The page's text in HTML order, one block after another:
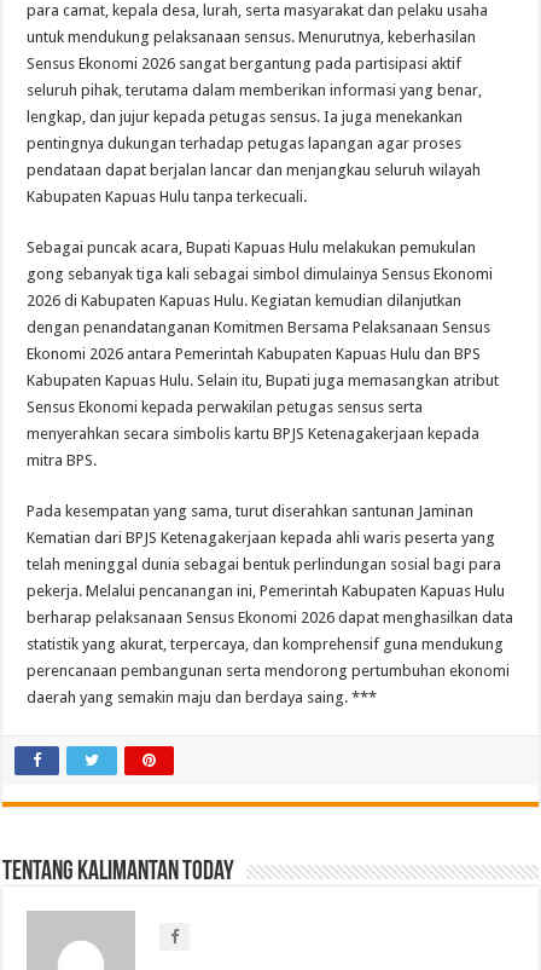
para camat, kepala desa, lurah, serta masyarakat dan pelaku usaha
untuk mendukung pelaksanaan sensus. Menurutnya, keberhasilan
Sensus Ekonomi 2026 sangat bergantung pada partisipasi aktif
seluruh pihak, terutama dalam memberikan informasi yang benar,
lengkap, dan jujur kepada petugas sensus. Ia juga menekankan
pentingnya dukungan terhadap petugas lapangan agar proses
pendataan dapat berjalan lancar dan menjangkau seluruh wilayah
Kabupaten Kapuas Hulu tanpa terkecuali.
Sebagai puncak acara, Bupati Kapuas Hulu melakukan pemukulan
gong sebanyak tiga kali sebagai simbol dimulainya Sensus Ekonomi
2026 di Kabupaten Kapuas Hulu. Kegiatan kemudian dilanjutkan
dengan penandatanganan Komitmen Bersama Pelaksanaan Sensus
Ekonomi 2026 antara Pemerintah Kabupaten Kapuas Hulu dan BPS
Kabupaten Kapuas Hulu. Selain itu, Bupati juga memasangkan atribut
Sensus Ekonomi kepada perwakilan petugas sensus serta
menyerahkan secara simbolis kartu BPJS Ketenagakerjaan kepada
mitra BPS.
Pada kesempatan yang sama, turut diserahkan santunan Jaminan
Kematian dari BPJS Ketenagakerjaan kepada ahli waris peserta yang
telah meninggal dunia sebagai bentuk perlindungan sosial bagi para
pekerja. Melalui pencanangan ini, Pemerintah Kabupaten Kapuas Hulu
berharap pelaksanaan Sensus Ekonomi 2026 dapat menghasilkan data
statistik yang akurat, terpercaya, dan komprehensif guna mendukung
perencanaan pembangunan serta mendorong pertumbuhan ekonomi
daerah yang semakin maju dan berdaya saing. ***
Tentang Kalimantan Today